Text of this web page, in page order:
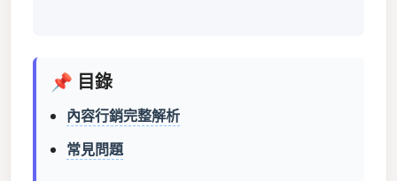
📌 目錄
內容行銷完整解析
常見問題